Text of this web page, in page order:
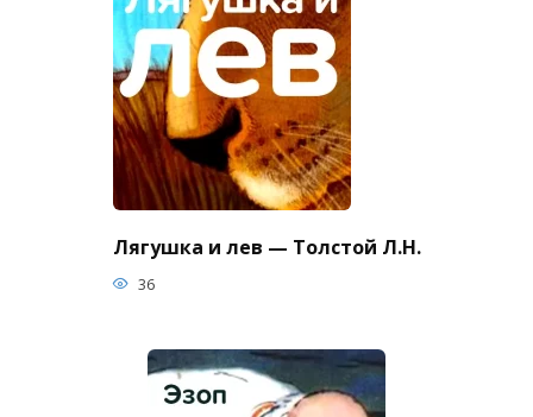
Лягушка и лев — Толстой Л.Н.
36